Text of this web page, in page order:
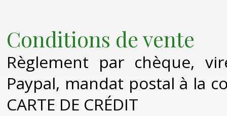
Conditions de vente
Règlement par chèque,
Paypal, mandat postal à la
CARTE DE CRÉDIT